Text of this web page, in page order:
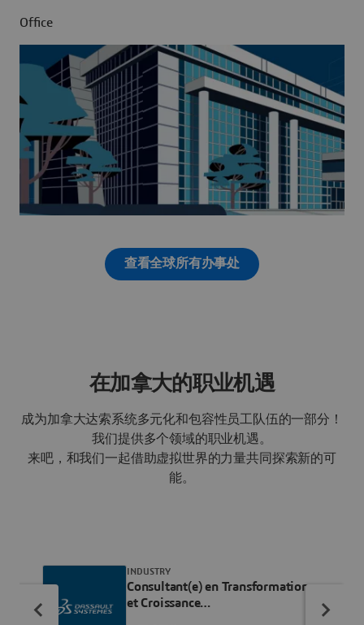
Office
查看全球所有办事处
在加拿大的职业机遇
成为加拿大达索系统多元化和包容性员工队伍的一部分！
我们提供多个领域的职业机遇。
来吧，和我们一起借助虚拟世界的力量共同探索新的可
能。
Consultant(e) en Transformation
et Croissance
INDUSTRY